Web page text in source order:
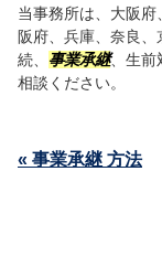
当事務所は、大阪
阪府、兵庫、奈良
続、 事業承継、生前
相談ください。
« 事業承継 方法